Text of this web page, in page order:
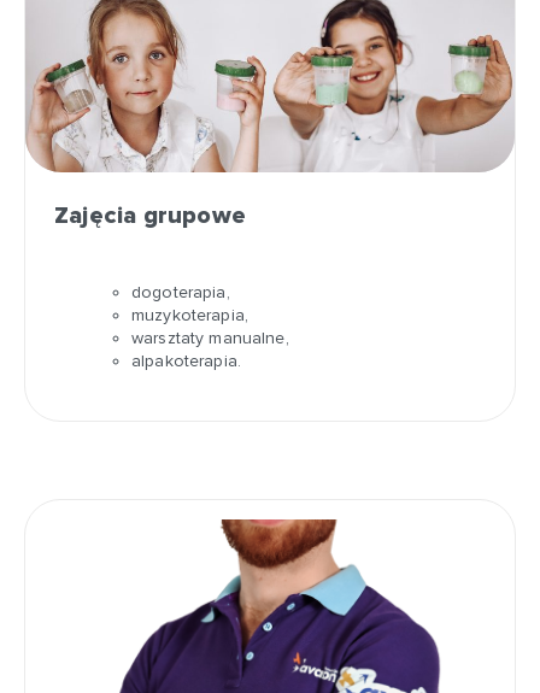
Zajęcia grupowe
dogoterapia,
muzykoterapia,
warsztaty manualne,
alpakoterapia.